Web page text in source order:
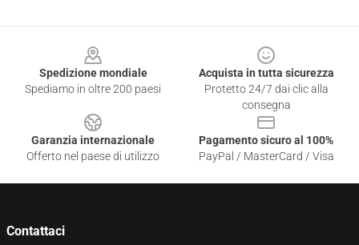
Spedizione mondiale
Spediamo in oltre 200 paesi
Acquista in tutta sicurezza
Protetto 24/7 dai clic alla
consegna
Garanzia internazionale
Offerto nel paese di utilizzo
Pagamento sicuro al 100%
PayPal / MasterCard / Visa
Contattaci